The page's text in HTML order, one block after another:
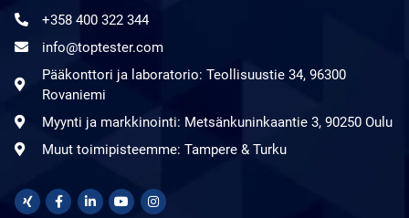
+358 400 322 344
info@toptester.com
Pääkonttori ja laboratorio: Teollisuustie 34, 96300
Rovaniemi
Myynti ja markkinointi: Metsänkuninkaantie 3, 90250 Oulu
Muut toimipisteemme: Tampere & Turku